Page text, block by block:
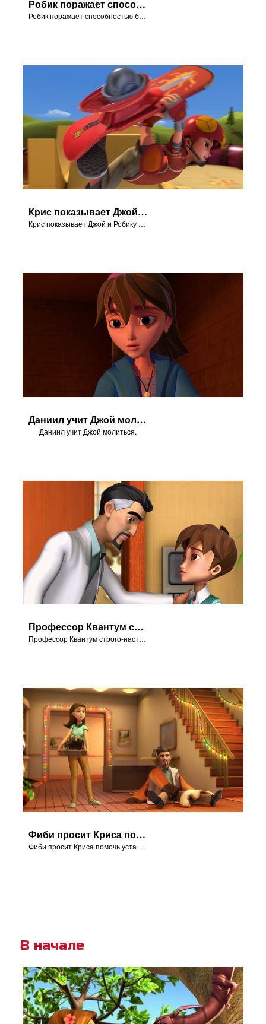
Робик поражает способностью быстро переодеться и превращается в пастуха.
Робик поражает способностью быстро переодеться и превращается в пастуха.
Крис показывает Джой и Робику умопомрачительные трюки на скейтборде.
Крис показывает Джой и Робику умопомрачительные трюки на скейтборде.
Даниил учит Джой молиться.
Даниил учит Джой молиться.
Профессор Квантум строго-настрого запрещает Крису заходить в лабораторию.
Профессор Квантум строго-настрого запрещает Крису заходить в лабораторию.
Фиби просит Криса помочь установить вертеп.
Фиби просит Криса помочь установить вертеп.
В начале